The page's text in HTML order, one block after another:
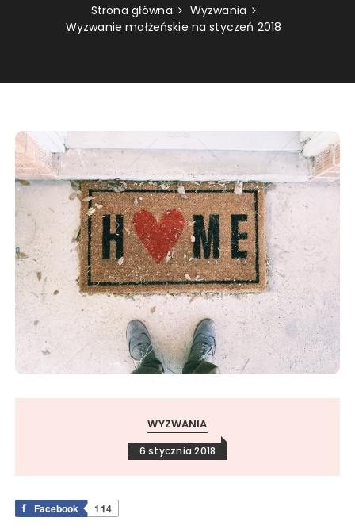
Strona główna
Wyzwania
Wyzwanie małżeńskie na styczeń 2018
WYZWANIA
6 stycznia 2018
Facebook 114